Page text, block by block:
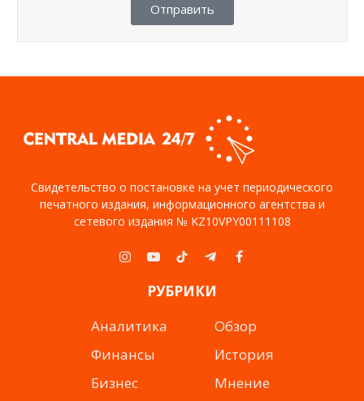
Отправить
Свидетельство о постановке на учет периодического
печатного издания, информационного агентства и
сетевого издания № KZ10VPY00111108
Instagram
YouTubeTikTokTelegramFacebook
РУБРИКИ
Аналитика
Финансы
Бизнес
Обзор
История
Мнение